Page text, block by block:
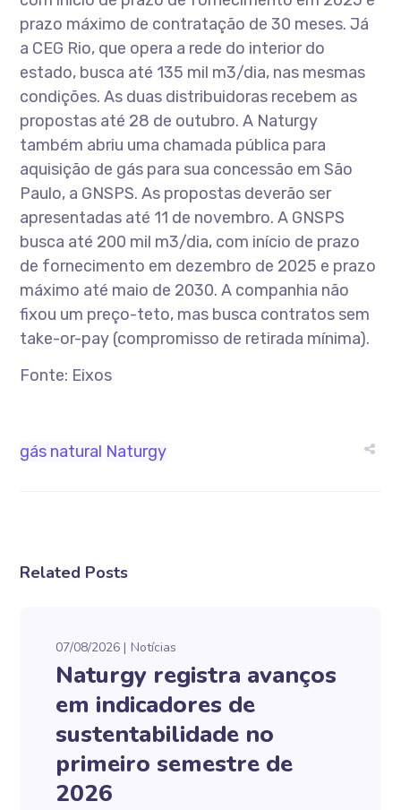
prazo máximo de contratação de 30 meses. Já
a CEG Rio, que opera a rede do interior do
estado, busca até 135 mil m3/dia, nas mesmas
condições. As duas distribuidoras recebem as
propostas até 28 de outubro. A Naturgy
também abriu uma chamada pública para
aquisição de gás para sua concessão em São
Paulo, a GNSPS. As propostas deverão ser
apresentadas até 11 de novembro. A GNSPS
busca até 200 mil m3/dia, com início de prazo
de fornecimento em dezembro de 2025 e prazo
máximo até maio de 2030. A companhia não
fixou um preço-teto, mas busca contratos sem
take-or-pay (compromisso de retirada mínima).
Fonte: Eixos
gás natural Naturgy
Related Posts
07/08/2026 Notícias
Naturgy registra avanços
em indicadores de
sustentabilidade no
primeiro semestre de
2026